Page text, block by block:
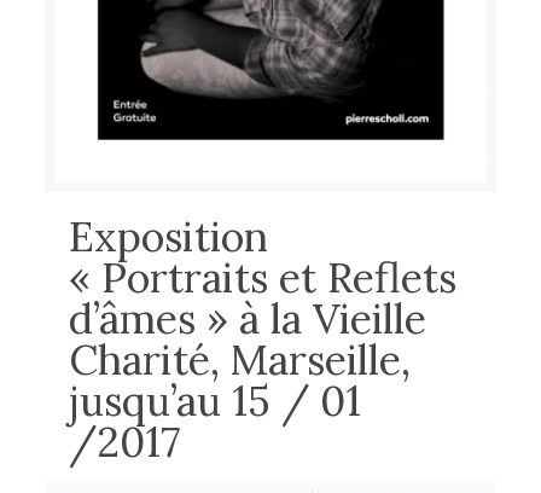
Exposition
« Portraits et Reflets
d’âmes » à la Vieille
Charité, Marseille,
jusqu’au 15 / 01
/2017